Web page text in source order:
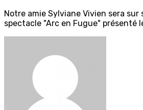
Notre amie Sylviane Vivien sera sur
spectacle "Arc en Fugue" présenté